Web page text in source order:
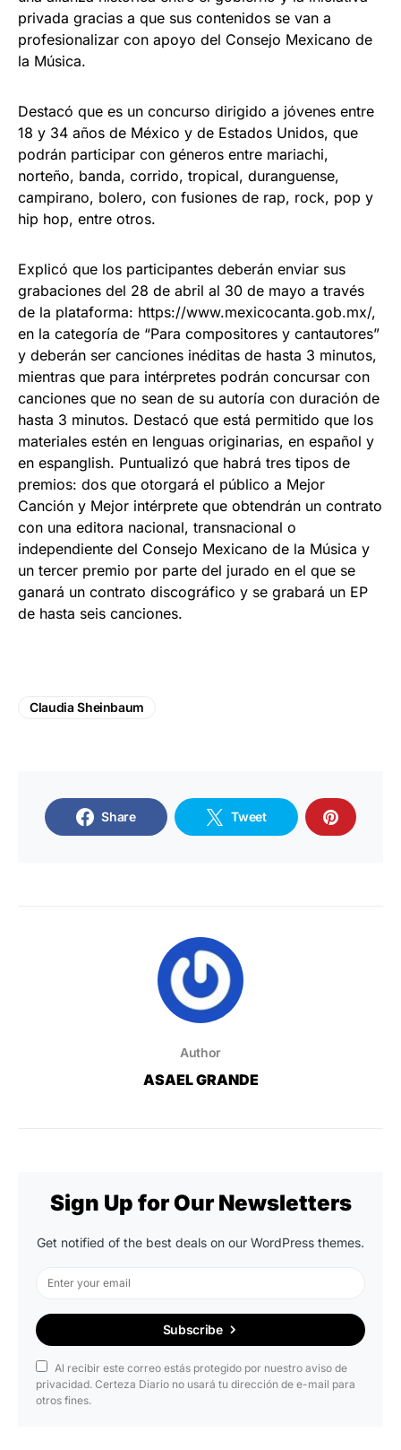
privada gracias a que sus contenidos se van a
profesionalizar con apoyo del Consejo Mexicano de
la Música.
Destacó que es un concurso dirigido a jóvenes entre
18 y 34 años de México y de Estados Unidos, que
podrán participar con géneros entre mariachi,
norteño, banda, corrido, tropical, duranguense,
campirano, bolero, con fusiones de rap, rock, pop y
hip hop, entre otros.
Explicó que los participantes deberán enviar sus
grabaciones del 28 de abril al 30 de mayo a través
de la plataforma: https://www.mexicocanta.gob.mx/,
en la categoría de “Para compositores y cantautores”
y deberán ser canciones inéditas de hasta 3 minutos,
mientras que para intérpretes podrán concursar con
canciones que no sean de su autoría con duración de
hasta 3 minutos. Destacó que está permitido que los
materiales estén en lenguas originarias, en español y
en espanglish. Puntualizó que habrá tres tipos de
premios: dos que otorgará el público a Mejor
Canción y Mejor intérprete que obtendrán un contrato
con una editora nacional, transnacional o
independiente del Consejo Mexicano de la Música y
un tercer premio por parte del jurado en el que se
ganará un contrato discográfico y se grabará un EP
de hasta seis canciones.
Claudia Sheinbaum
Share Tweet
Author
ASAEL GRANDE
Sign Up for Our Newsletters
Get notified of the best deals on our WordPress themes.
Subscribe
Al recibir este correo estás protegido por nuestro aviso de
privacidad. Certeza Diario no usará tu dirección de e-mail para
otros fines.